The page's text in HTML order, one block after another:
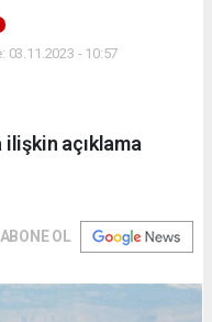
03.11.2023 - 10:57
ilişkin açıklama
ABONE OL